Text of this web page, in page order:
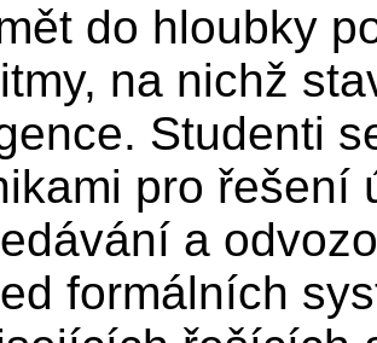
do hloubky
na nichž
Studenti
pro řešení
a
formálních